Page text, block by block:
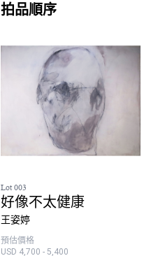
拍品順序
Lot 003
好像不太健康
王姿婷
預估價格
USD 4,700 - 5,400